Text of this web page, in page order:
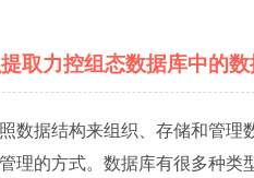
取力控组态数据库中的
数据结构来组织、存储和管理
理的方式。数据库有很多种